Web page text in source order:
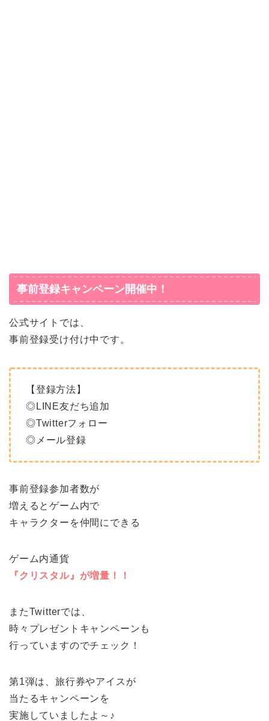
事前登録キャンペーン開催中！
公式サイトでは、
事前登録受け付け中です。
【登録方法】
◎LINE友だち追加
◎Twitterフォロー
◎メール登録
事前登録参加者数が
増えるとゲーム内で
キャラクターを仲間にできる
ゲーム内通貨
『クリスタル』が増量！！
またTwitterでは、
時々プレゼントキャンペーンも
行っていますのでチェック！
第1弾は、旅行券やアイスが
当たるキャンペーンを
実施していましたよ～♪